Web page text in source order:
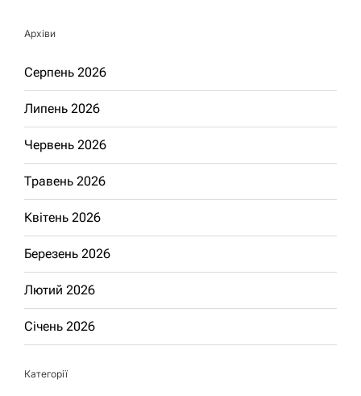
Архіви
Серпень 2026
Липень 2026
Червень 2026
Травень 2026
Квітень 2026
Березень 2026
Лютий 2026
Січень 2026
Категорії